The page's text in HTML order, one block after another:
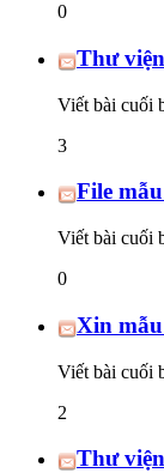
0
Thư
Viết bài cuối
3
File
Viết bài cuối
0
Xin
Viết bài cuối
2
Thư